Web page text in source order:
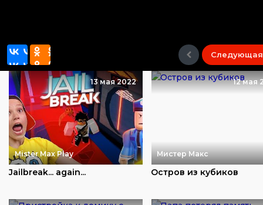
Следующая
13 мая 2022
Mister Max Play
Jailbreak... again...
12 мая
Мистер Макс
Остров из кубиков